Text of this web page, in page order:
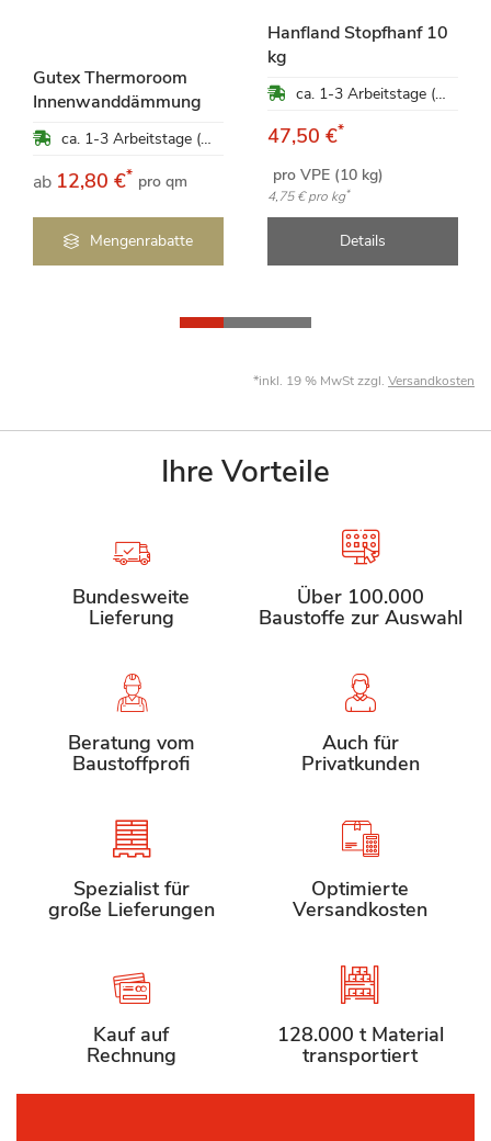
Gutex Thermoroom
Innenwanddämmung
ca. 1-3 Arbeitstage (Mo-Fr)
ab 12,80 €* pro qm
Mengenrabatte
Hanfland Stopfhanf 10
kg
ca. 1-3 Arbeitstage (Mo-Fr)
47,50 €*
pro VPE (10 kg)
4,75 €pro kg*
Details
*inkl. 19 % MwSt zzgl. Versandkosten
Ihre Vorteile
Bundesweite
Lieferung
Über 100.000
Baustoffe zur Auswahl
Beratung vom
Baustoffprofi
Auch für
Privatkunden
Spezialist für
große Lieferungen
Optimierte
Versandkosten
Kauf auf
Rechnung
128.000 t Material
transportiert